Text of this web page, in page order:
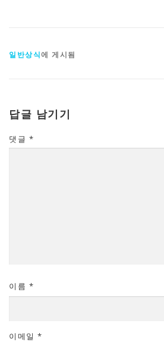
일반상식에 게시됨
답글 남기기
댓글 *
이름 *
이메일 *